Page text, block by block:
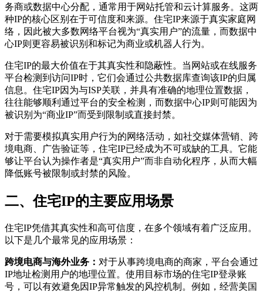
务商或数据中心分配，通常用于网站托管和云计算服务。这两
种IP的核心区别在于可信度和来源。住宅IP来源于真实家庭网
络，因此被大多数网络平台视为“真实用户”的流量，而数据中
心IP则更容易被识别和标记为商业或机器人行为。
住宅IP的最大价值在于其真实性和隐蔽性。当网站或在线服务
平台检测到访问IP时，它们会通过公共数据库查询该IP的归属
信息。住宅IP因为与ISP关联，并具有准确的地理位置数据，
往往能够顺利通过平台的安全检测，而数据中心IP则可能因为
被识别为“商业IP”而受到限制或直接封禁。
对于需要模拟真实用户行为的网络活动，如社交媒体营销、跨
境电商、广告验证等，住宅IP已经成为不可或缺的工具。它能
够让平台认为操作者是“真实用户”而非自动化程序，从而大幅
降低账号被限制或封禁的风险。
二、住宅IP的主要应用场景
住宅IP凭借其真实性和高可信度，在多个领域有着广泛应用。
以下是几个最常见的应用场景：
跨境电商与海外业务： 对于从事跨境电商的商家，平台会通过
IP地址检测用户的地理位置。使用目标市场的住宅IP登录账
号，可以有效避免因IP异常触发的风控机制。例如，经营美国